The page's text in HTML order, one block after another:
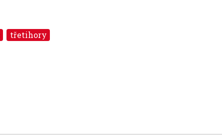
třetihory